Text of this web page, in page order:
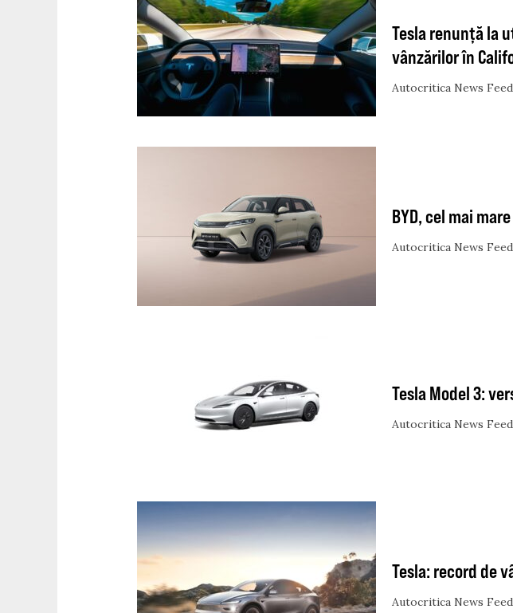
Tesla renunță la
vânzărilor în
Autocritica News Feed
BYD, cel mai
Autocritica News Feed
Tesla Model 3:
Autocritica News Feed
Tesla: record de
Autocritica News Feed